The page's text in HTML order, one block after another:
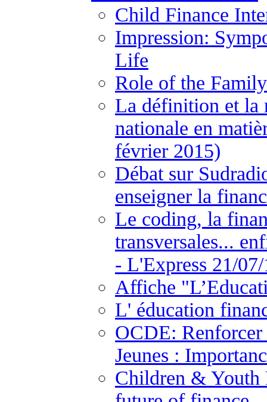
Child Finance
Impression:
Life
Role of the
La définition et la
nationale en
février 2015)
Débat sur
enseigner la
Le coding, la
transversales...
- L'Express 21/
Affiche
L' éducation
OCDE: Renforcer
Jeunes :
Children & Youth